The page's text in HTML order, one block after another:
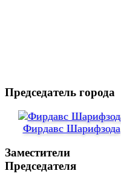
Председатель города
Фирдавс Шарифзода
Заместители
Председателя